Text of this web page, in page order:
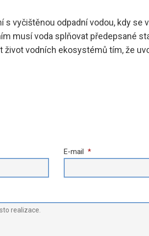
s vyčištěnou odpadní vodou, kdy se
musí voda splňovat předepsané
vodních ekosystémů tím, že
E-mail *